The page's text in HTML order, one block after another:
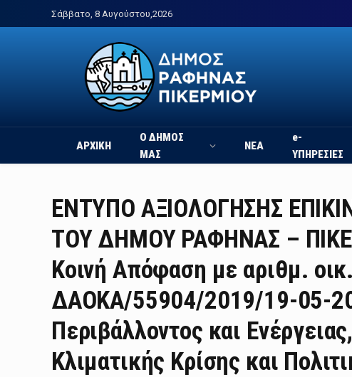
Σάββατο, 8 Αυγούστου,2026
ΑΡΧΙΚΗ
Ο ΔΗΜΟΣ
ΜΑΣ
ΝΕΑ
e-
ΥΠΗΡΕΣΙΕΣ
ΕΝΤΥΠΟ ΑΞΙΟΛΟΓΗΣΗΣ
ΤΟΥ ΔΗΜΟΥ ΡΑΦΗΝΑΣ –
Κοινή Απόφαση με αριθμ.
ΔΑΟΚΑ/55904/2019/19-05-
Περιβάλλοντος και
Κλιματικής Κρίσης και